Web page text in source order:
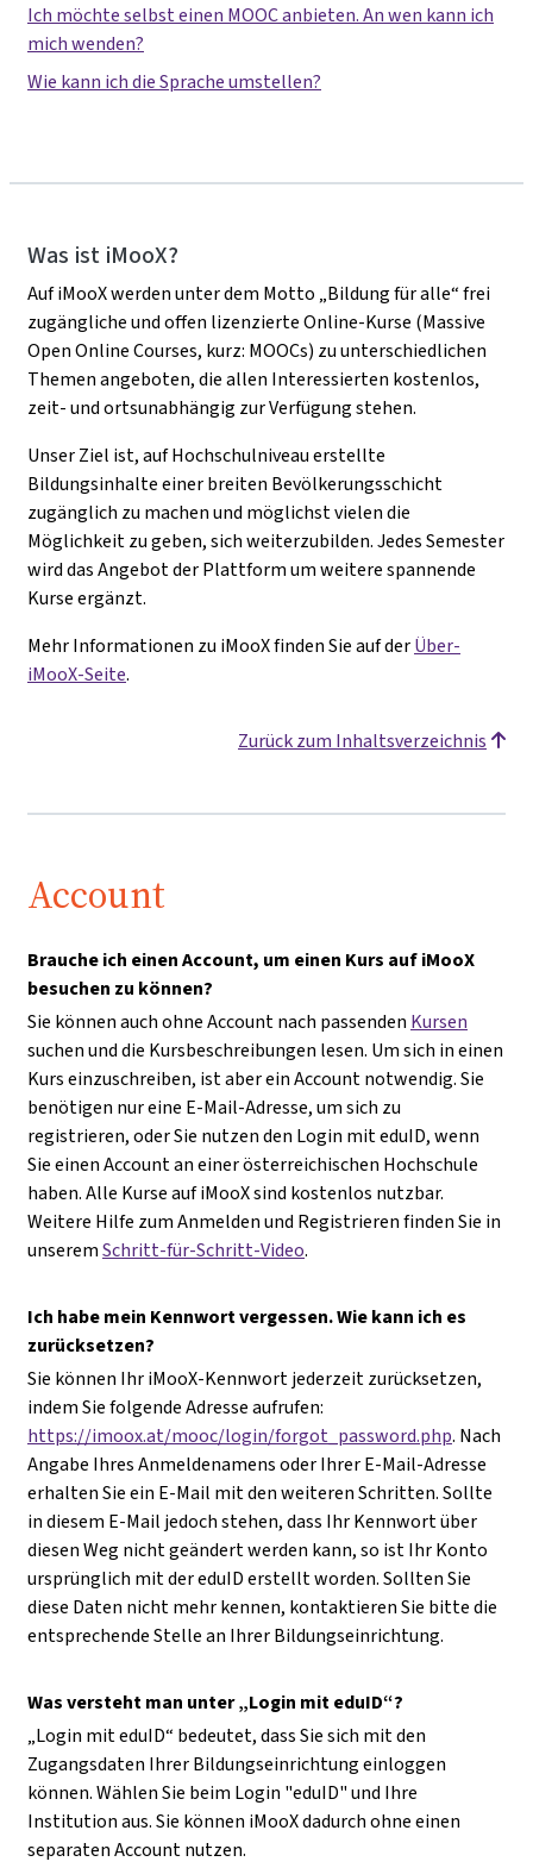
Ich möchte selbst einen MOOC anbieten. An wen kann ich
mich wenden?
Wie kann ich die Sprache umstellen?
Was ist iMooX?
Auf iMooX werden unter dem Motto „Bildung für alle“ frei
zugängliche und offen lizenzierte Online-Kurse (Massive
Open Online Courses, kurz: MOOCs) zu unterschiedlichen
Themen angeboten, die allen Interessierten kostenlos,
zeit- und ortsunabhängig zur Verfügung stehen.
Unser Ziel ist, auf Hochschulniveau erstellte
Bildungsinhalte einer breiten Bevölkerungsschicht
zugänglich zu machen und möglichst vielen die
Möglichkeit zu geben, sich weiterzubilden. Jedes Semester
wird das Angebot der Plattform um weitere spannende
Kurse ergänzt.
Mehr Informationen zu iMooX finden Sie auf derÜber-
iMooX-Seite.
Zurück zum Inhaltsverzeichnis
Account
Brauche ich einen Account, um einen Kurs auf iMooX
besuchen zu können?
Sie können auch ohne Account nach passenden Kursen
suchen und die Kursbeschreibungen lesen. Um sich in einen
Kurs einzuschreiben, ist aber ein Account notwendig. Sie
benötigen nur eine E-Mail-Adresse, um sich zu
registrieren, oder Sie nutzen den Login mit eduID, wenn
Sie einen Account an einer österreichischen Hochschule
haben. Alle Kurse auf iMooX sind kostenlos nutzbar.
Weitere Hilfe zum Anmelden und Registrieren finden Sie in
unseremSchritt-für-Schritt-Video.
Ich habe mein Kennwort vergessen. Wie kann ich es
zurücksetzen?
Sie können Ihr iMooX-Kennwort jederzeit zurücksetzen,
indem Sie folgende Adresse aufrufen:
https://imoox.at/mooc/login/forgot_password.php. Nach
Angabe Ihres Anmeldenamens oder Ihrer E-Mail-Adresse
erhalten Sie ein E-Mail mit den weiteren Schritten. Sollte
in diesem E-Mail jedoch stehen, dass Ihr Kennwort über
diesen Weg nicht geändert werden kann, so ist Ihr Konto
ursprünglich mit der eduID erstellt worden. Sollten Sie
diese Daten nicht mehr kennen, kontaktieren Sie bitte die
entsprechende Stelle an Ihrer Bildungseinrichtung.
Was versteht man unter „Login mit eduID“?
„Login mit eduID“ bedeutet, dass Sie sich mit den
Zugangsdaten Ihrer Bildungseinrichtung einloggen
können. Wählen Sie beim Login "eduID" und Ihre
Institution aus. Sie können iMooX dadurch ohne einen
separaten Account nutzen.